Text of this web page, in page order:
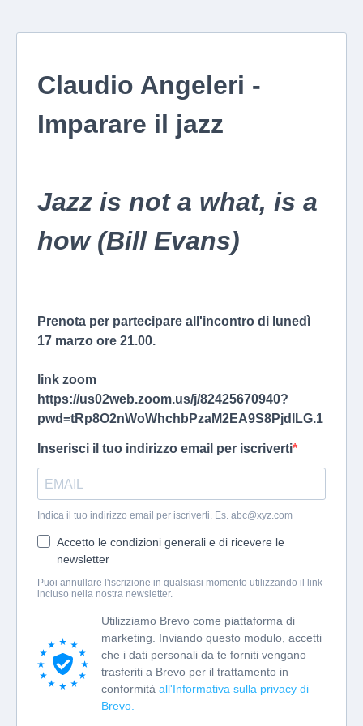
Claudio Angeleri -
Imparare il jazz
Jazz is not a what, is a
how (Bill Evans)
Prenota per partecipare all'incontro di lunedì
17 marzo ore 21.00.
link zoom
https://us02web.zoom.us/j/82425670940?
pwd=tRp8O2nWoWhchbPzaM2EA9S8PjdILG.1
Inserisci il tuo indirizzo email per iscriverti
Indica il tuo indirizzo email per iscriverti. Es. abc@xyz.com
Accetto le condizioni generali e di ricevere le
newsletter
Puoi annullare l'iscrizione in qualsiasi momento utilizzando il link
incluso nella nostra newsletter.
Utilizziamo Brevo come piattaforma di
marketing. Inviando questo modulo, accetti
che i dati personali da te forniti vengano
trasferiti a Brevo per il trattamento in
conformità all'Informativa sulla privacy di
Brevo.